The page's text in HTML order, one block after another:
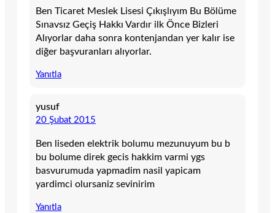
Ben Ticaret Meslek Lisesi Çıkışlıyım Bu Bölüme
Sınavsız Geçiş Hakkı Vardır ilk Önce Bizleri
Alıyorlar daha sonra kontenjandan yer kalır ise
diğer başvuranları alıyorlar.
Yanıtla
yusuf
20 Şubat 2015
Ben liseden elektrik bolumu mezunuyum bu b
bu bolume direk gecis hakkim varmi ygs
basvurumuda yapmadim nasil yapicam
yardimci olursaniz sevinirim
Yanıtla